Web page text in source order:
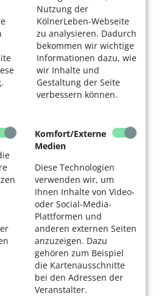
Nutzung der
KölnerLeben-Webseite
zu analysieren. Dadurch
bekommen wir wichtige
Informationen dazu, wie
wir Inhalte und
Gestaltung der Seite
verbessern können.
Komfort/Externe
Medien
Diese Technologien
verwenden wir, um
Ihnen Inhalte von Video-
oder Social-Media-
Plattformen und
anderen externen Seiten
anzuzeigen. Dazu
gehören zum Beispiel
die Kartenausschnitte
bei den Adressen der
Veranstalter.
„Wenn die Rente